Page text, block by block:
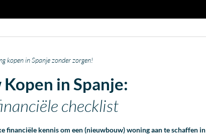
kopen in Spanje zonder zorgen!
in Spanje:
checklist
financiële kennis om een (nieuwbouw) woning aan te schaffen in